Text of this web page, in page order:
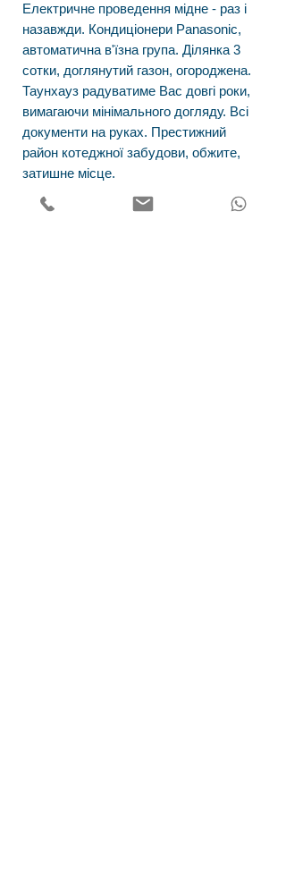
Електричне проведення мідне - раз і
назавжди. Кондиціонери Panasonic,
автоматична в'їзна група. Ділянка 3
сотки, доглянутий газон, огороджена.
Таунхауз радуватиме Вас довгі роки,
вимагаючи мінімального догляду. Всі
документи на руках. Престижний
район котеджної забудови, обжите,
затишне місце.
Площа будинку: 358 кв.м.